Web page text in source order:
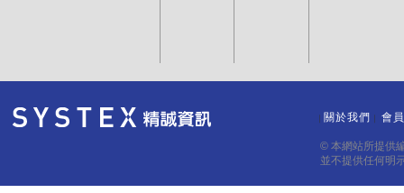
關於我們 會
© 本網站所提供
並不提供任何明